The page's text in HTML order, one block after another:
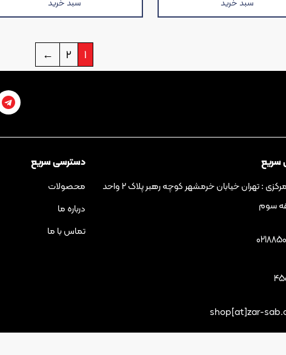
1
2
←
سریع
دفتر مرکزی : تهران خیابان خرمشهر کوچه رهبر پلاک ۲ واحد
shop[at]zar-
دسترسی سریع
محصولات
درباره ما
تماس با ما